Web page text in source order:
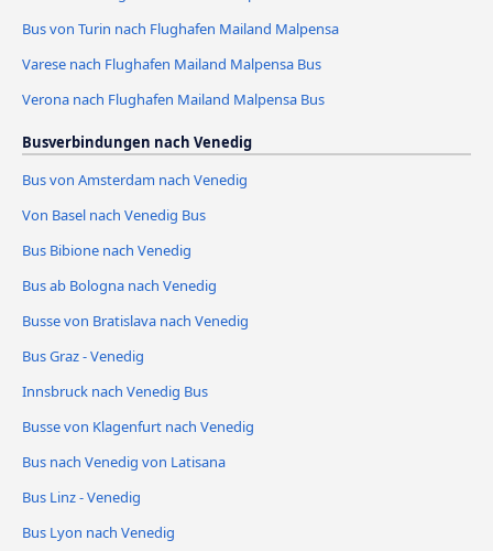
Bus von Turin nach Flughafen Mailand Malpensa
Varese nach Flughafen Mailand Malpensa Bus
Verona nach Flughafen Mailand Malpensa Bus
Busverbindungen nach Venedig
Bus von Amsterdam nach Venedig
Von Basel nach Venedig Bus
Bus Bibione nach Venedig
Bus ab Bologna nach Venedig
Busse von Bratislava nach Venedig
Bus Graz - Venedig
Innsbruck nach Venedig Bus
Busse von Klagenfurt nach Venedig
Bus nach Venedig von Latisana
Bus Linz - Venedig
Bus Lyon nach Venedig